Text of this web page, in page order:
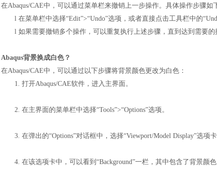
在Abaqus/CAE中，可以通过菜单栏来撤销上一步操作。具体操作步骤如
l 在菜单栏中选择“Edit”>“Undo”选项，或者直接点击工具栏中的
l 如果需要撤销多个操作，可以重复执行上述步骤，直到达到需要的
Abaqus背景换成白色？
在Abaqus/CAE中，可以通过以下步骤将背景颜色更改为白色：
1. 打开Abaqus/CAE软件，进入主界面。
2. 在主界面的菜单栏中选择“Tools”>“Options”选项。
3. 在弹出的“Options”对话框中，选择“Viewport/Model Display”选项
4. 在该选项卡中，可以看到 “Background”一栏，其中包含了背景颜